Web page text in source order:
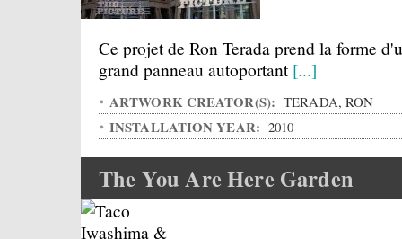
Ce projet de Ron Terada prend la forme
grand panneau autoportant[...]
ARTWORK CREATOR(S): TERADA, RON
INSTALLATION YEAR: 2010
The You Are Here Garden